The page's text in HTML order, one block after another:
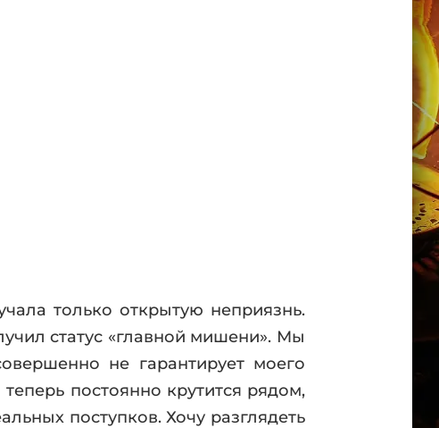
только открытую неприязнь.
статус «главной мишени». Мы
не гарантирует моего
постоянно крутится рядом,
поступков. Хочу разглядеть